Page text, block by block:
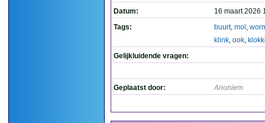
Datum:
16 maart 2026
Tags:
buurt, mol ,
klink, ook,
Gelijkluidende vragen:
Geplaatst door: Anoniem